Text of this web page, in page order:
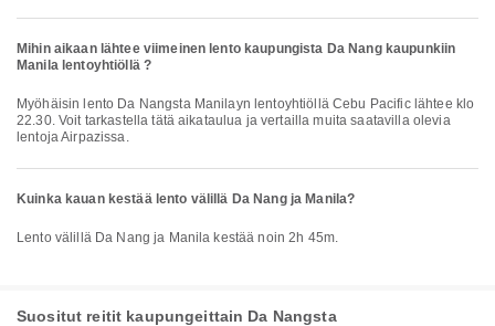
Mihin aikaan lähtee viimeinen lento kaupungista Da Nang kaupunkiin
Manila lentoyhtiöllä ?
Myöhäisin lento Da Nangsta Manilayn lentoyhtiöllä Cebu Pacific lähtee klo
22.30. Voit tarkastella tätä aikataulua ja vertailla muita saatavilla olevia
lentoja Airpazissa.
Kuinka kauan kestää lento välillä Da Nang ja Manila?
Lento välillä Da Nang ja Manila kestää noin 2h 45m.
Suositut reitit kaupungeittain Da Nangsta